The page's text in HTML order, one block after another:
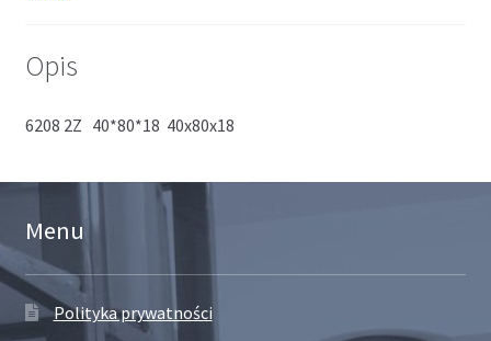
Opis
6208 2Z 40*80*18 40x80x18
Menu
Polityka prywatności